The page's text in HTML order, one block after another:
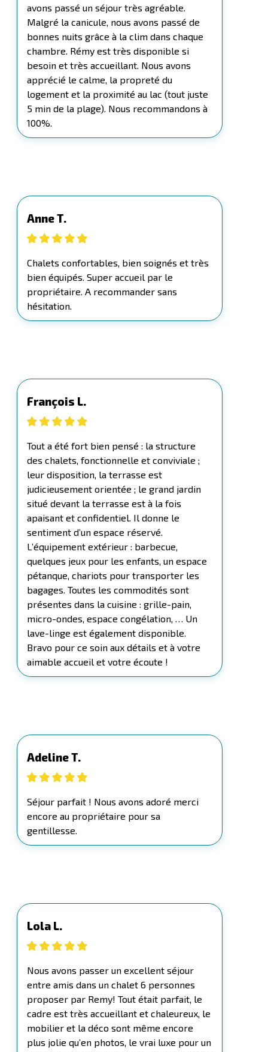
avons passé un séjour très agréable.
Malgré la canicule, nous avons passé de
bonnes nuits grâce à la clim dans chaque
chambre. Rémy est très disponible si
besoin et très accueillant. Nous avons
apprécié le calme, la propreté du
logement et la proximité au lac (tout juste
5 min de la plage). Nous recommandons à
100%.
Anne T.
Chalets confortables, bien soignés et très
bien équipés. Super accueil par le
propriétaire. A recommander sans
hésitation.
François L.
Tout a été fort bien pensé : la structure
des chalets, fonctionnelle et conviviale ;
leur disposition, la terrasse est
judicieusement orientée ; le grand jardin
situé devant la terrasse est à la fois
apaisant et confidentiel. Il donne le
sentiment d’un espace réservé.
L’équipement extérieur : barbecue,
quelques jeux pour les enfants, un espace
pétanque, chariots pour transporter les
bagages. Toutes les commodités sont
présentes dans la cuisine : grille-pain,
micro-ondes, espace congélation, … Un
lave-linge est également disponible.
Bravo pour ce soin aux détails et à votre
aimable accueil et votre écoute !
Adeline T.
Séjour parfait ! Nous avons adoré merci
encore au propriétaire pour sa
gentillesse.
Lola L.
Nous avons passer un excellent séjour
entre amis dans un chalet 6 personnes
proposer par Remy! Tout était parfait, le
cadre est très accueillant et chaleureux, le
mobilier et la déco sont même encore
plus jolie qu’en photos, le vrai luxe pour un